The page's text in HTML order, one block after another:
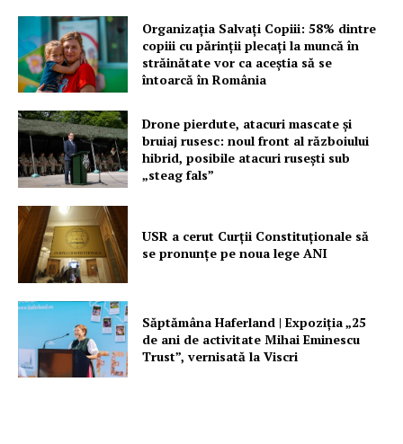
Organizația Salvați Copiii: 58% dintre
copiii cu părinții plecați la muncă în
străinătate vor ca aceștia să se
întoarcă în România
Drone pierdute, atacuri mascate și
bruiaj rusesc: noul front al războiului
hibrid, posibile atacuri rusești sub
„steag fals”
USR a cerut Curții Constituționale să
se pronunțe pe noua lege ANI
Săptămâna Haferland | Expoziţia „25
de ani de activitate Mihai Eminescu
Trust”, vernisată la Viscri